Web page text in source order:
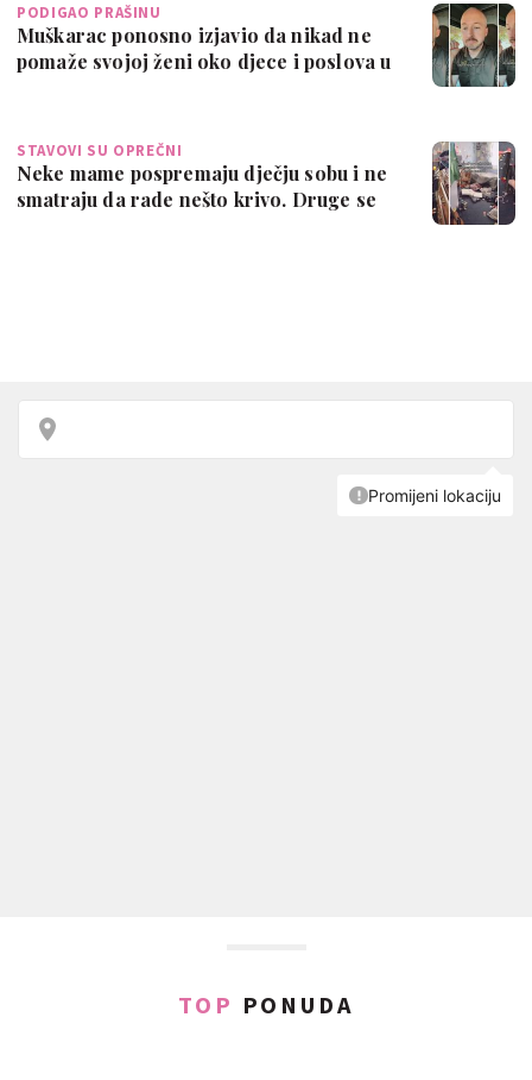
PODIGAO PRAŠINU
Muškarac ponosno izjavio da nikad ne
pomaže svojoj ženi oko djece i poslova u
STAVOVI SU OPREČNI
Neke mame pospremaju dječju sobu i ne
smatraju da rade nešto krivo. Druge se
TOP PONUDA